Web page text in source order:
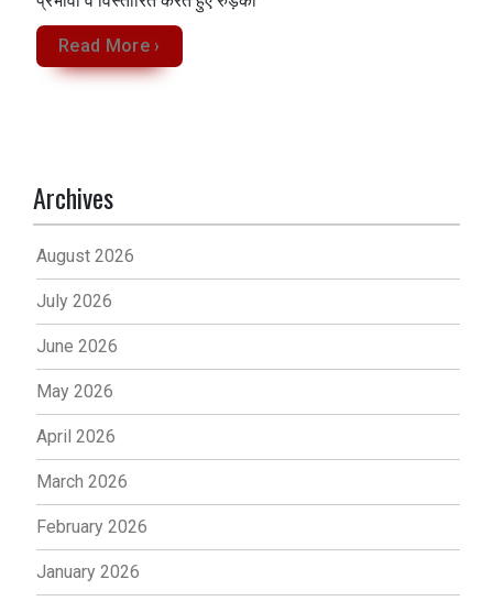
Read More ›
Archives
August 2026
July 2026
June 2026
May 2026
April 2026
March 2026
February 2026
January 2026